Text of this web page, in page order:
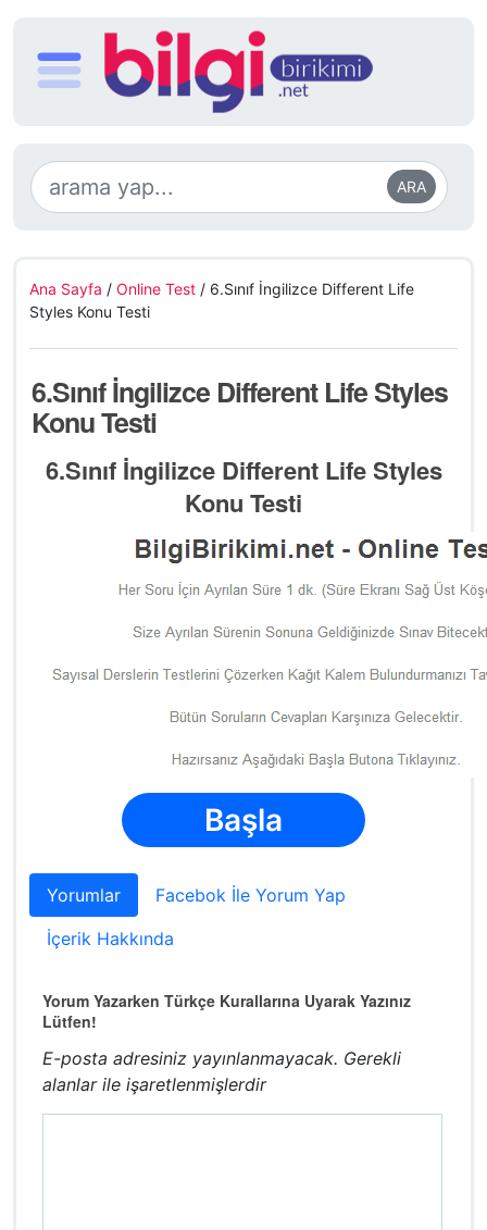
ARA
Ana Sayfa / Online Test / 6.Sınıf İngilizce Different Life
Styles Konu Testi
6.Sınıf İngilizce Different Life Styles
Konu Testi
6.Sınıf İngilizce Different Life Styles
Konu Testi
Başla
Yorumlar
Facebok İle Yorum Yap
İçerik Hakkında
Yorum Yazarken Türkçe Kurallarına Uyarak Yazınız
Lütfen!
E-posta adresiniz yayınlanmayacak. Gerekli
alanlar ile işaretlenmişlerdir